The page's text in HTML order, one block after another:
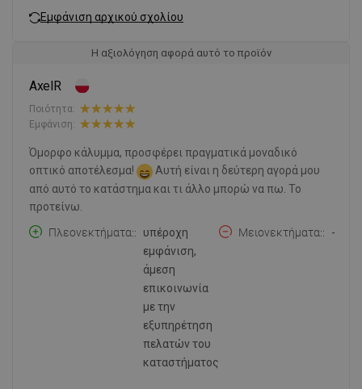
Εμφάνιση αρχικού σχολίου
Η αξιολόγηση αφορά αυτό το προϊόν
AxelR
Ποιότητα:
Εμφάνιση:
Όμορφο κάλυμμα, προσφέρει πραγματικά μοναδικό
οπτικό αποτέλεσμα!
Αυτή είναι η δεύτερη αγορά μου
από αυτό το κατάστημα και τι άλλο μπορώ να πω. Το
προτείνω.
Πλεονεκτήματα:
υπέροχη
εμφάνιση,
άμεση
επικοινωνία
με την
εξυπηρέτηση
πελατών του
καταστήματος
Μειονεκτήματα: -